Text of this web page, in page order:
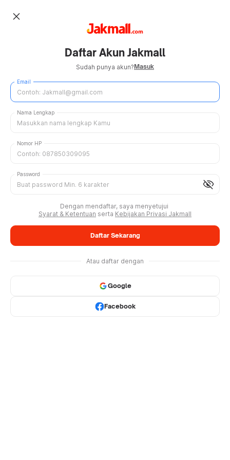
close
Daftar Akun Jakmall
Sudah punya akun?Masuk
Email
Nama Lengkap
Nomor HP
visibility_off
Password
Dengan mendaftar, saya menyetujui
Syarat & Ketentuan serta Kebijakan Privasi Jakmall
Daftar Sekarang
Atau daftar dengan
Google
Facebook